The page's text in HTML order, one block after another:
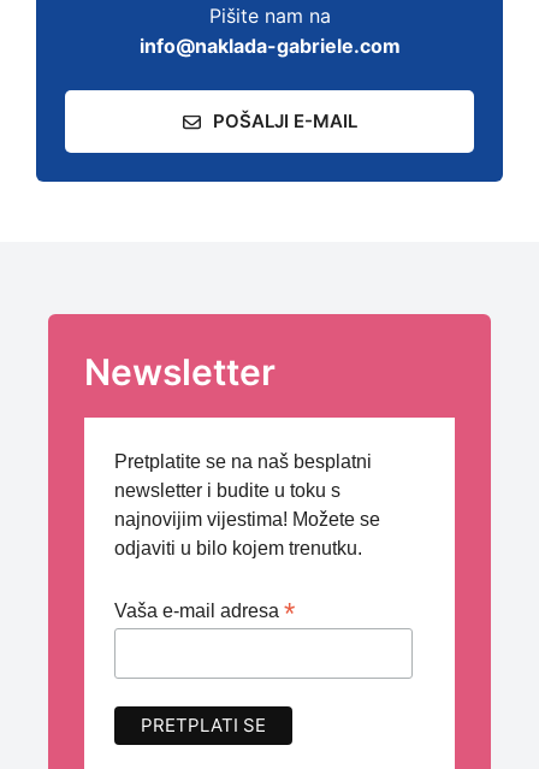
Pišite nam na
info@naklada-gabriele.com
POŠALJI E-MAIL
Newsletter
Pretplatite se na naš besplatni
newsletter i budite u toku s
najnovijim vijestima! Možete se
odjaviti u bilo kojem trenutku.
Vaša e-mail adresa *